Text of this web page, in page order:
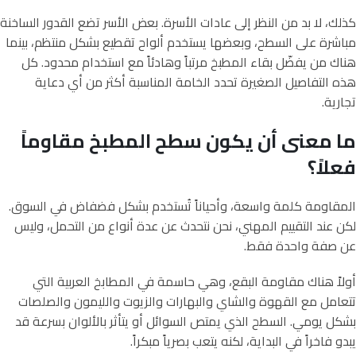
كذلك، لا بد من النظر إلى عادات الأسرة. بعض الأسر تضع القدور الساخنة
مباشرة على السطح، وبعضها يستخدم ألواح تقطيع بشكل منتظم، بينما
هناك من يفضّل بقاء المطبخ مرتباً وهادئاً مع استخدام محدود. كل
هذه التفاصيل الصغيرة تحدد الخامة المناسبة أكثر من أي دعاية
تجارية.
ما معنى أن يكون سطح المطبخ مقاوماً
فعلاً؟
المقاومة كلمة واسعة، وأحياناً تُستخدم بشكل فضفاض في السوق.
لكن عند التقييم المهني، نحن نتحدث عن عدة أنواع من التحمل، وليس
عن صفة واحدة فقط.
أولاً هناك مقاومة البقع، وهي حاسمة في المطابخ العربية التي
تتعامل مع القهوة والشاي والبهارات والزيوت والليمون والصلصات
بشكل يومي. السطح الذي يمتص السوائل أو يتأثر بالألوان بسرعة قد
يبدو فاخراً في البداية، لكنه يتعب بصرياً مبكراً.